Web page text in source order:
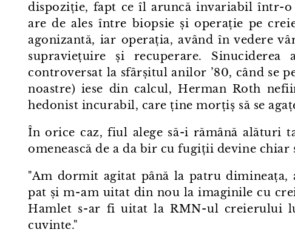
dispoziție, fapt ce îl aruncă invariabil într⁠-⁠
are de ales între biopsie și operație pe
agonizantă, iar operația, având în vedere
supraviețuire și recuperare.
controversat la sfârșitul anilor ’80, când se
noastre) iese din calcul, Herman Roth
hedonist incurabil, care ține morțiș să se
În orice caz, fiul alege să-i rămână alături
omenească de a da bir cu fugiții devine chiar
"Am dormit agitat până la patru
pat și m⁠-⁠am uitat din nou la imaginile cu
Hamlet s⁠-⁠ar fi uitat la RMN⁠-⁠ul creierului
cuvinte."